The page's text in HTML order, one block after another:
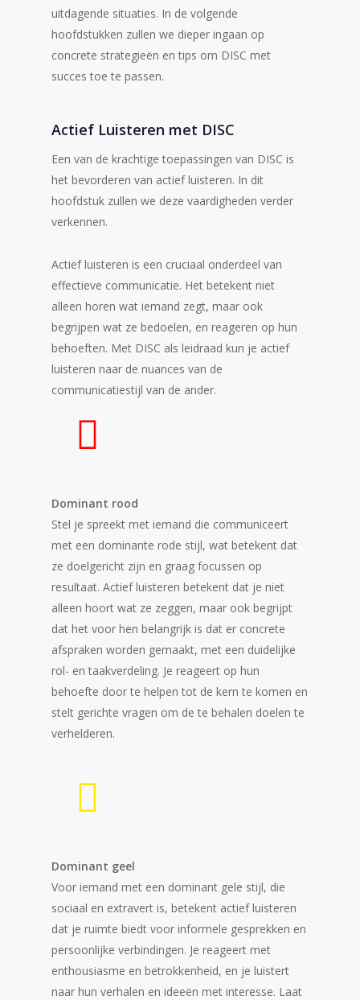
uitdagende situaties. In de volgende
hoofdstukken zullen we dieper ingaan op
concrete strategieën en tips om DISC met
succes toe te passen.
Actief Luisteren met DISC
Een van de krachtige toepassingen van DISC is
het bevorderen van actief luisteren. In dit
hoofdstuk zullen we deze vaardigheden verder
verkennen.
Actief luisteren is een cruciaal onderdeel van
effectieve communicatie. Het betekent niet
alleen horen wat iemand zegt, maar ook
begrijpen wat ze bedoelen, en reageren op hun
behoeften. Met DISC als leidraad kun je actief
luisteren naar de nuances van de
communicatiestijl van de ander.
Dominant rood
Stel je spreekt met iemand die communiceert
met een dominante rode stijl, wat betekent dat
ze doelgericht zijn en graag focussen op
resultaat. Actief luisteren betekent dat je niet
alleen hoort wat ze zeggen, maar ook begrijpt
dat het voor hen belangrijk is dat er concrete
afspraken worden gemaakt, met een duidelijke
rol- en taakverdeling. Je reageert op hun
behoefte door te helpen tot de kern te komen en
stelt gerichte vragen om de te behalen doelen te
verhelderen.
Dominant geel
Voor iemand met een dominant gele stijl, die
sociaal en extravert is, betekent actief luisteren
dat je ruimte biedt voor informele gesprekken en
persoonlijke verbindingen. Je reageert met
enthousiasme en betrokkenheid, en je luistert
naar hun verhalen en ideeën met interesse. Laat